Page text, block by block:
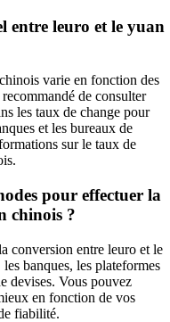
entre leuro et le yuan
varie en fonction des
de consulter
les taux de change pour
et les bureaux de
sur le taux de
pour effectuer la
chinois ?
conversion entre leuro et le
banques, les plateformes
devises. Vous pouvez
en fonction de vos
fiabilité.